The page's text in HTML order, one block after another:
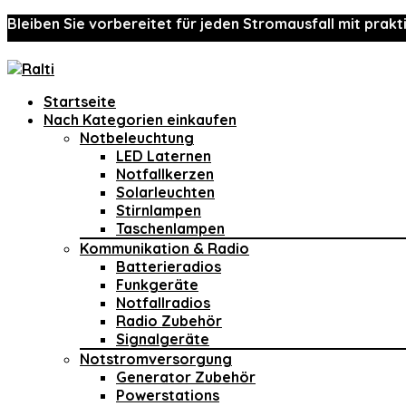
Bleiben Sie vorbereitet für jeden Stromausfall mit
Startseite
Nach Kategorien einkaufen
Notbeleuchtung
LED Laternen
Notfallkerzen
Solarleuchten
Stirnlampen
Taschenlampen
Kommunikation & Radio
Batterieradios
Funkgeräte
Notfallradios
Radio Zubehör
Signalgeräte
Notstromversorgung
Generator Zubehör
Powerstations